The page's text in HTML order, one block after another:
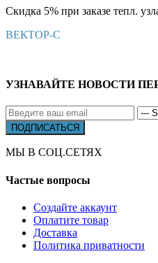
Скидка 5% при заказе тепл.
ВЕКТОР-С
УЗНАВАЙТЕ НОВОСТИ
МЫ В СОЦ.СЕТЯХ
Частые вопросы
Создайте аккаунт
Оплатите товар
Доставка
Политика приватности